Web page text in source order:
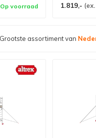
Op voorraad 1.819,-
Klantenbeoordeling 9,4/10